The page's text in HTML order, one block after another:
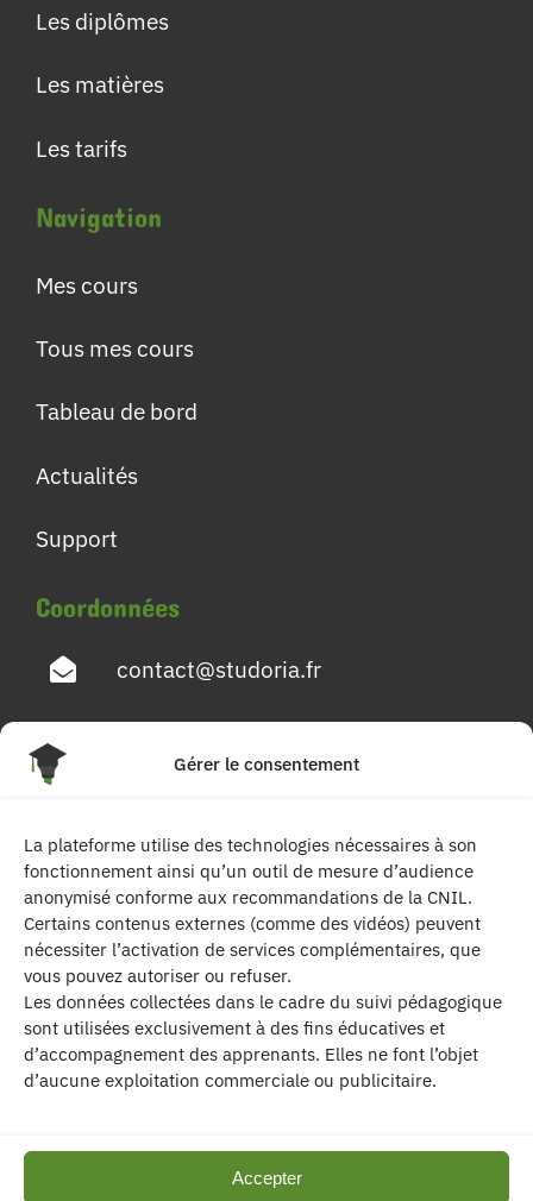
Gérer le consentement
La plateforme utilise des technologies nécessaires à son
fonctionnement ainsi qu’un outil de mesure d’audience
anonymisé conforme aux recommandations de la CNIL.
Certains contenus externes (comme des vidéos) peuvent
nécessiter l’activation de services complémentaires, que
vous pouvez autoriser ou refuser.
Les données collectées dans le cadre du suivi pédagogique
sont utilisées exclusivement à des fins éducatives et
d’accompagnement des apprenants. Elles ne font l’objet
d’aucune exploitation commerciale ou publicitaire.
Accepter
Les diplômes
Les matières
Les tarifs
Navigation
Mes cours
Tous mes cours
Tableau de bord
Actualités
Support
Coordonnées
contact@studoria.fr
4 Rue Georges Pompidou
Suivez-nous
| Les contenus publiés sur ce site sont